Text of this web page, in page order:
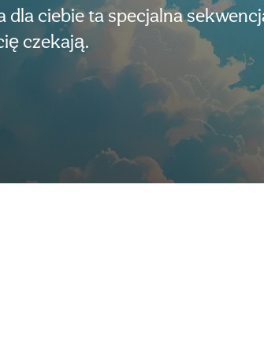
ciebie ta specjalna
czekają.